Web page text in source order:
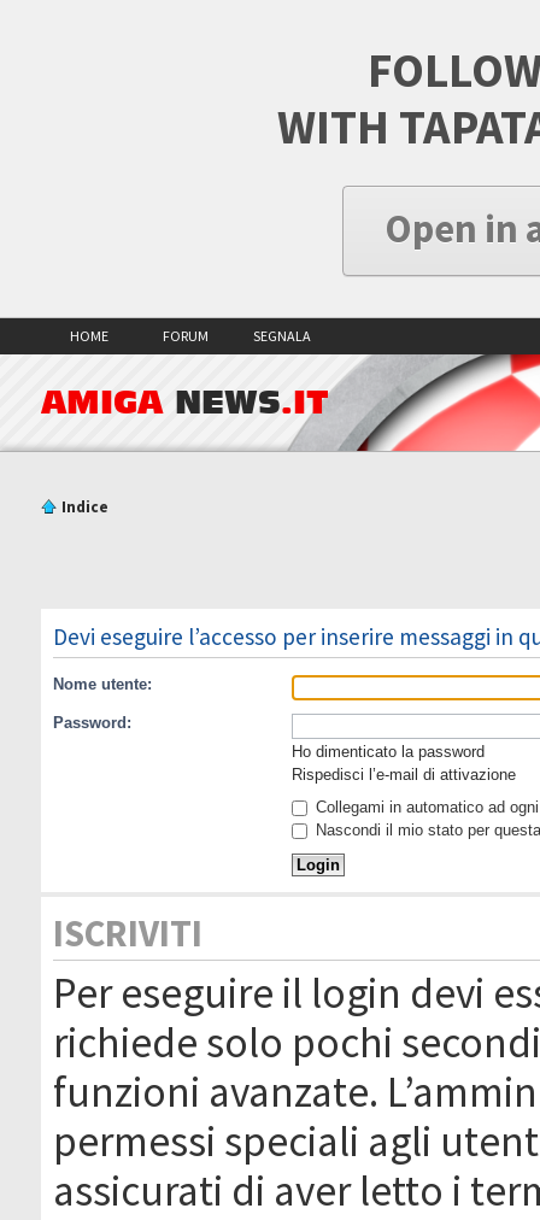
WITH
Open in
HOME FORUM SEGNALA
AMIGA NEWS.IT
Indice
Devi eseguire l’accesso per inserire messaggi in
Nome utente:
Password:
Ho dimenticato la password
Rispedisci l’e-mail di attivazione
Collegami in automatico ad
Nascondi il mio stato per
ISCRIVITI
Per eseguire il login devi
richiede solo pochi
funzioni avanzate.
permessi speciali agli
assicurati di aver letto i